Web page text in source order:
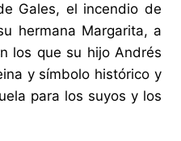
Gales, el incendio de
hermana Margarita, a
los que su hijo Andrés
y símbolo histórico y
para los suyos y los